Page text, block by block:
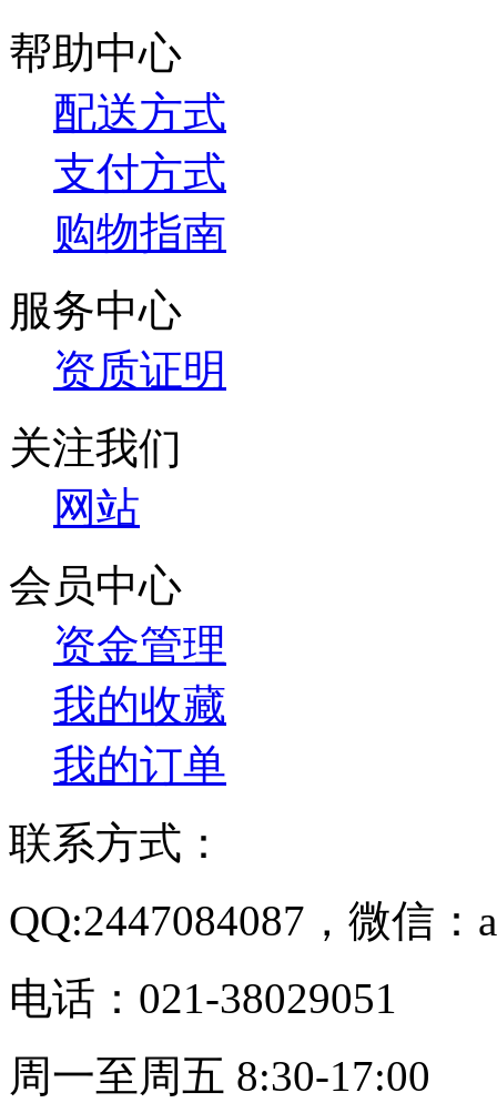
帮助中心
配送方式
支付方式
购物指南
服务中心
资质证明
关注我们
网站
会员中心
资金管理
我的收藏
我的订单
联系方式：
QQ:2447084087，微信：
电话：021-38029051
周一至周五 8:30-17:00